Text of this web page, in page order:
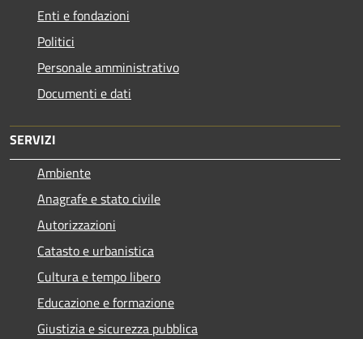
Enti e fondazioni
Politici
Personale amministrativo
Documenti e dati
SERVIZI
Ambiente
Anagrafe e stato civile
Autorizzazioni
Catasto e urbanistica
Cultura e tempo libero
Educazione e formazione
Giustizia e sicurezza pubblica